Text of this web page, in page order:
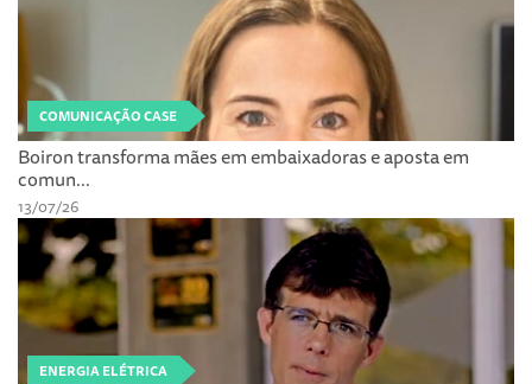
COMUNICAÇÃO CASE
Boiron transforma mães em embaixadoras e aposta em
comun...
13/07/26
ENERGIA ELÉTRICA